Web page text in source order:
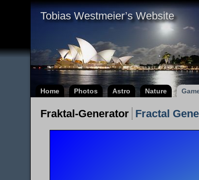
Tobias Westmeier’s Website
Home Photos Astro Nature
Fraktal-Generator Fractal